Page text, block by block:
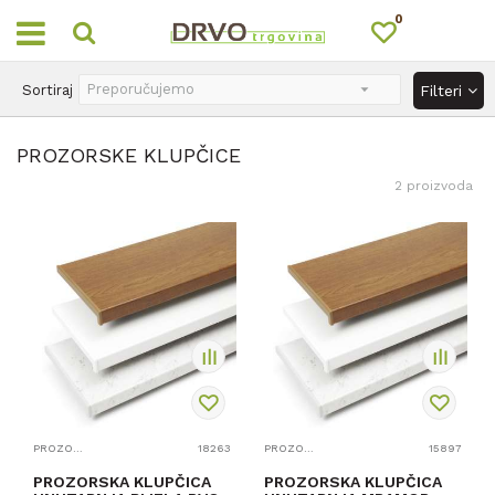
0
PROZORSKE KLUPČICE
Sortiraj Filteri
2 proizvoda
18263
PROZORSKA KLUPČICA
15897
PROZORSKA KLUPČICA